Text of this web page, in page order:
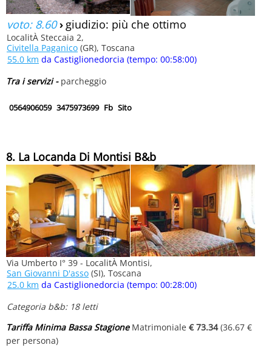
voto: 8.60› giudizio: più che ottimo
LocalitÀ Steccaia 2,
Civitella Paganico (GR), Toscana
55.0 km da Castiglionedorcia (tempo: 00:58:00)
Tra i servizi - parcheggio
0564906059 3475973699 Fb Sito
8. La Locanda Di Montisi B&b
Via Umberto I° 39 - LocalitÀ Montisi,
San Giovanni D'asso (SI), Toscana
25.0 km da Castiglionedorcia (tempo: 00:28:00)
Categoria b&b: 18 letti
Tariffa Minima Bassa StagioneMatrimoniale € 73.34(36.67 €
per persona)